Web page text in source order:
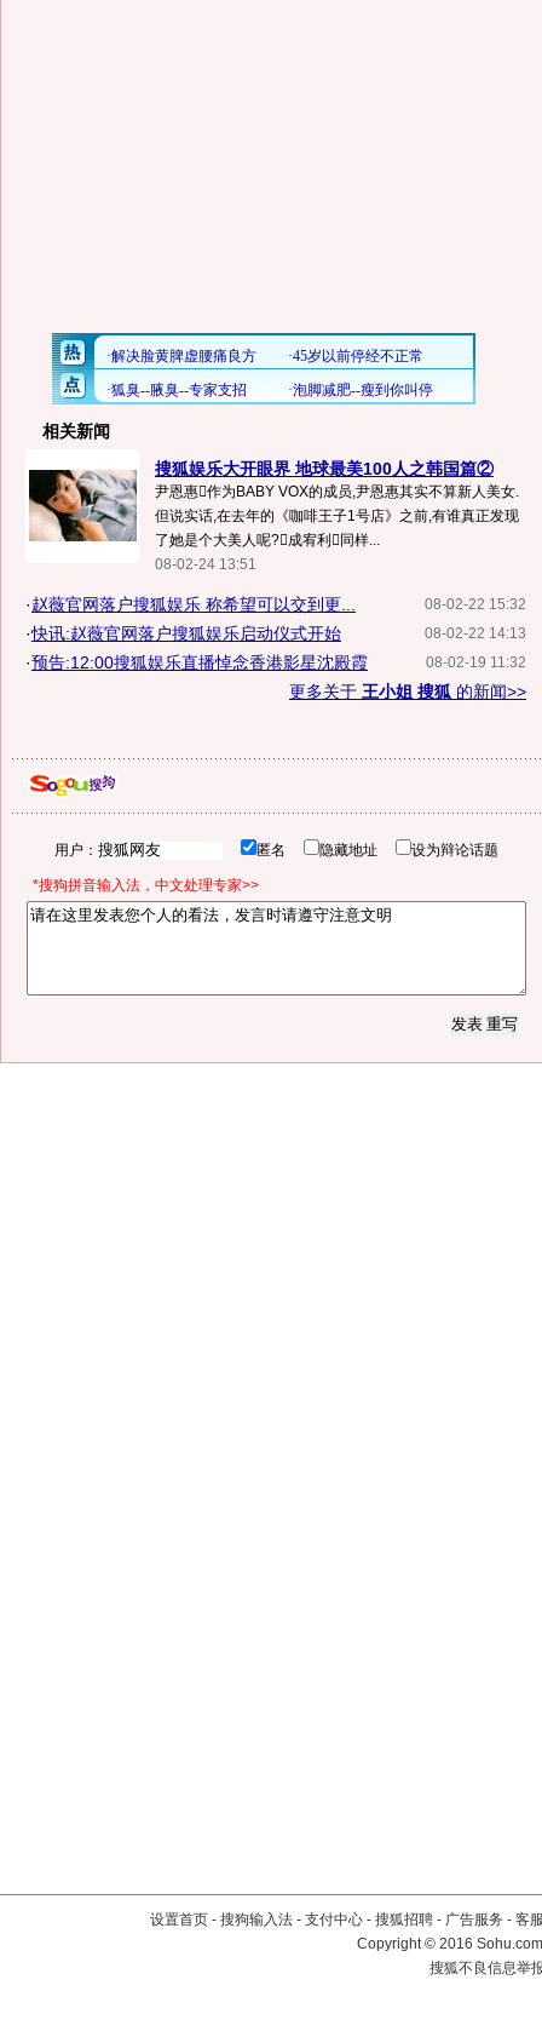
相关新闻
搜狐娱乐大开眼界 地球最美100人之韩国篇②
尹恩惠作为BABY VOX的成员,尹恩惠其实不算新人美女.
但说实话,在去年的《咖啡王子1号店》之前,有谁真正发现
了她是个大美人呢?成宥利同样...
08-02-24 13:51
08-02-22 15:32
·赵薇官网落户搜狐娱乐 称希望可以交到更...
08-02-22 14:13
·快讯:赵薇官网落户搜狐娱乐启动仪式开始
08-02-19 11:32
·预告:12:00搜狐娱乐直播悼念香港影星沈殿霞
更多关于 王小姐 搜狐 的新闻>>
用户： 匿名 隐藏地址 设为辩论话题
*搜狗拼音输入法，中文处理专家>>
设置首页 - 搜狗输入法 - 支付中心 - 搜狐招聘 - 广告服务 - 客
Copyright©2016
搜狐不良信息举